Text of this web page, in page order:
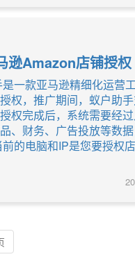
逊Amazon店铺授权
一款亚马逊精细化运营
权，推广期间，蚁户助
权完成后，系统需要经
、财务、广告投放等数
的电脑和IP是您要授权